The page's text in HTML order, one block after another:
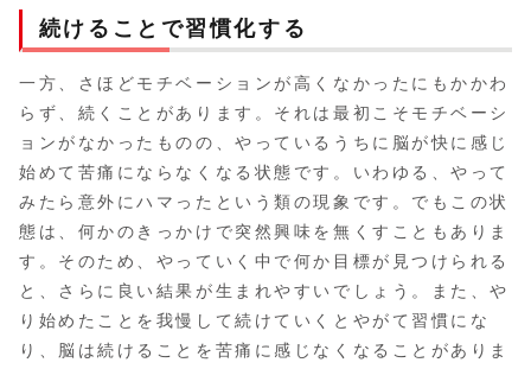
続けることで習慣化する
一方、さほどモチベーションが高くなかったにもかかわ
らず、続くことがあります。それは最初こそモチベーシ
ョンがなかったものの、やっているうちに脳が快に感じ
始めて苦痛にならなくなる状態です。いわゆる、やって
みたら意外にハマったという類の現象です。でもこの状
態は、何かのきっかけで突然興味を無くすこともありま
す。そのため、やっていく中で何か目標が見つけられる
と、さらに良い結果が生まれやすいでしょう。また、や
り始めたことを我慢して続けていくとやがて習慣にな
り、脳は続けることを苦痛に感じなくなることがありま